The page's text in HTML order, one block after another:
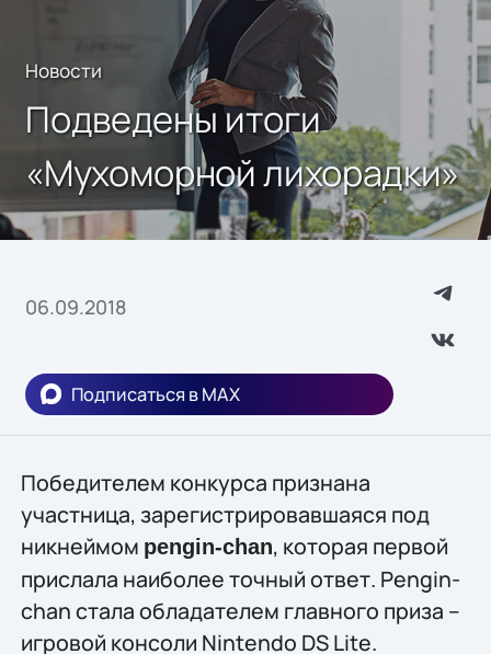
Новости
Подведены итоги
«Мухоморной лихорадки»
06.09.2018
Подписаться в MAX
Победителем конкурса признана
участница, зарегистрировавшаяся под
никнеймом pengin-chan, которая первой
прислала наиболее точный ответ. Pengin-
chan стала обладателем главного приза –
игровой консоли Nintendo DS Lite.